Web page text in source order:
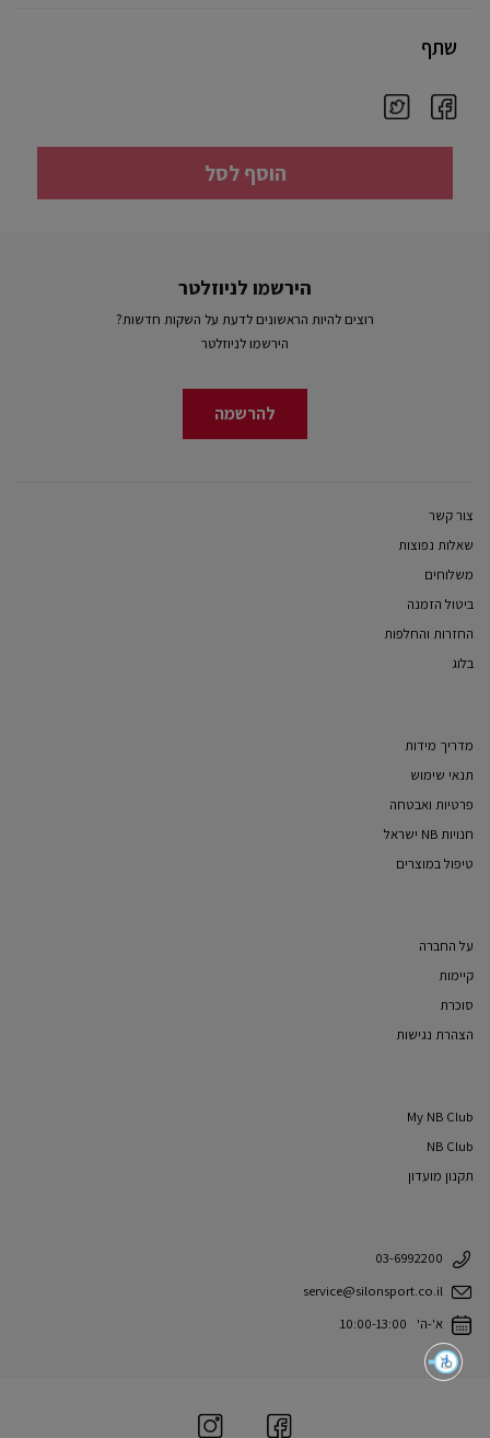
שתף
הוסף לסל
הירשמו לניוזלטר
רוצים להיות הראשונים לדעת על השקות חדשות?
הירשמו לניוזלטר
להרשמה
צור קשר
שאלות נפוצות
משלוחים
ביטול הזמנה
החזרות והחלפות
בלוג
מדריך מידות
תנאי שימוש
פרטיות ואבטחה
חנויות NB ישראל
טיפול במוצרים
על החברה
קיימות
סוכרת
הצהרת נגישות
My NB Club
NB Club
תקנון מועדון
03-6992200
service@silonsport.co.il
א'-ה' 10:00-13:00